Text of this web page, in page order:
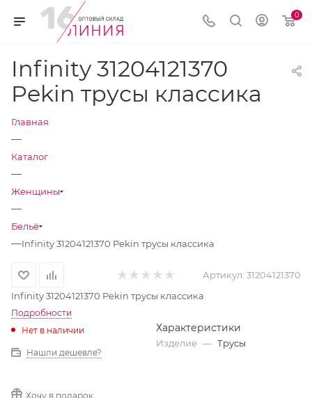
0
Infinity 31204121370
Pekin трусы класcика
Главная
—
Каталог
—
Женщины
—
Бельё
—Infinity 31204121370 Pekin трусы класcика
Артикул: 31204121370
Infinity 31204121370 Pekin трусы класcика
Подробности
Нет в наличии
Нашли дешевле?
Хочу в подарок
Характеристики
Изделие — Трусы